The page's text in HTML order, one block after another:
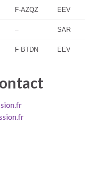
F-AZQZ EEV
– SAR
F-BTDN EEV